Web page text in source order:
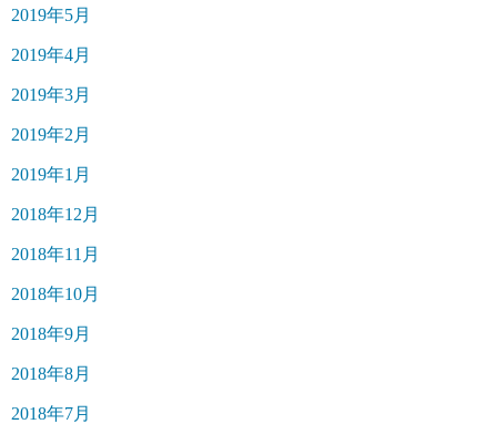
2019年5月
2019年4月
2019年3月
2019年2月
2019年1月
2018年12月
2018年11月
2018年10月
2018年9月
2018年8月
2018年7月